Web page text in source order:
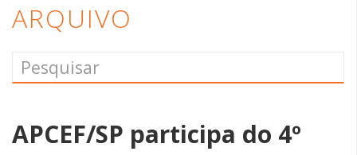
ARQUIVO
APCEF/SP participa do 4º